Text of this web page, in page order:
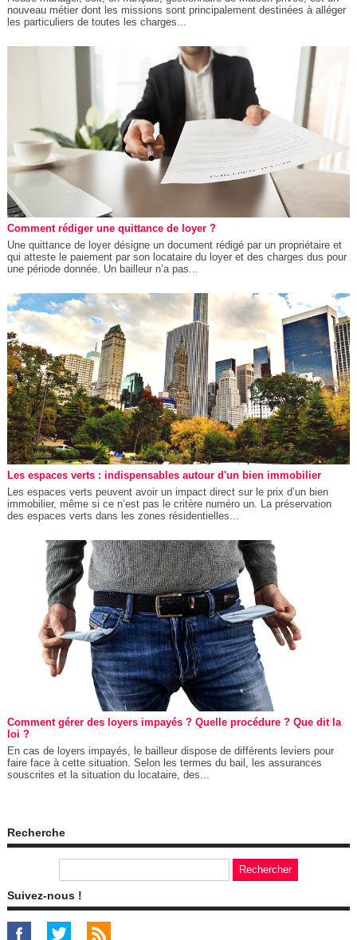
nouveau métier dont les missions sont principalement destinées à alléger
les particuliers de toutes les charges...
Comment rédiger une quittance de loyer ?
Une quittance de loyer désigne un document rédigé par un propriétaire et
qui atteste le paiement par son locataire du loyer et des charges dus pour
une période donnée. Un bailleur n’a pas...
Les espaces verts : indispensables autour d'un bien immobilier
Les espaces verts peuvent avoir un impact direct sur le prix d’un bien
immobilier, même si ce n’est pas le critère numéro un. La préservation
des espaces verts dans les zones résidentielles...
Comment gérer des loyers impayés ? Quelle procédure ? Que dit la
loi ?
En cas de loyers impayés, le bailleur dispose de différents leviers pour
faire face à cette situation. Selon les termes du bail, les assurances
souscrites et la situation du locataire, des...
Recherche
Suivez-nous !